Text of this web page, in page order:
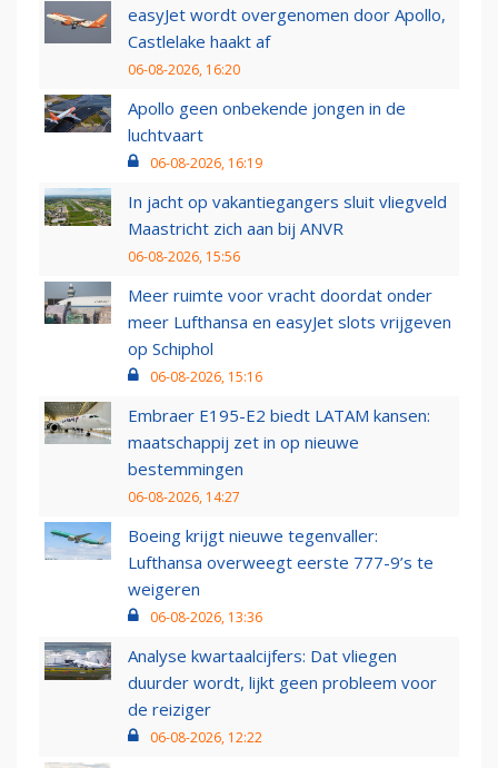
easyJet wordt overgenomen door Apollo,
Castlelake haakt af
06-08-2026, 16:20
Apollo geen onbekende jongen in de
luchtvaart
06-08-2026, 16:19
In jacht op vakantiegangers sluit vliegveld
Maastricht zich aan bij ANVR
06-08-2026, 15:56
Meer ruimte voor vracht doordat onder
meer Lufthansa en easyJet slots vrijgeven
op Schiphol
06-08-2026, 15:16
Embraer E195-E2 biedt LATAM kansen:
maatschappij zet in op nieuwe
bestemmingen
06-08-2026, 14:27
Boeing krijgt nieuwe tegenvaller:
Lufthansa overweegt eerste 777-9’s te
weigeren
06-08-2026, 13:36
Analyse kwartaalcijfers: Dat vliegen
duurder wordt, lijkt geen probleem voor
de reiziger
06-08-2026, 12:22